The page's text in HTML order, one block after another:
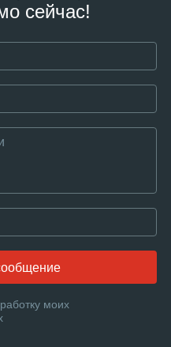
сейчас!
моих